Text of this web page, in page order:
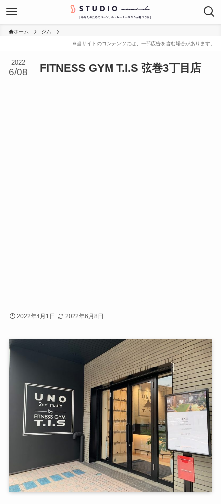
ホーム ジム
FITNESS GYM T.I.S 弦巻3丁目店
2022
6/08
2022年4月1日 2022年6月8日